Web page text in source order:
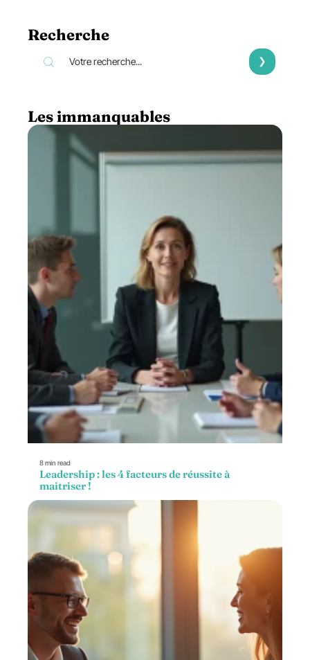
Recherche
Les immanquables
8 min read
Leadership : les 4 facteurs de réussite à
maitriser !